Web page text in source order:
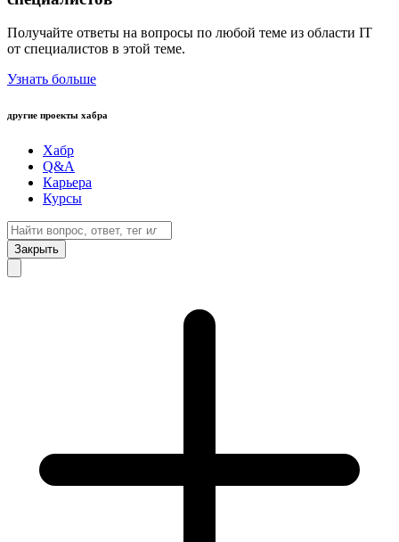
Получайте ответы на вопросы по любой теме из области IT
от специалистов в этой теме.
Узнать больше
другие проекты хабра
Хабр
Q&A
Карьера
Курсы
Закрыть